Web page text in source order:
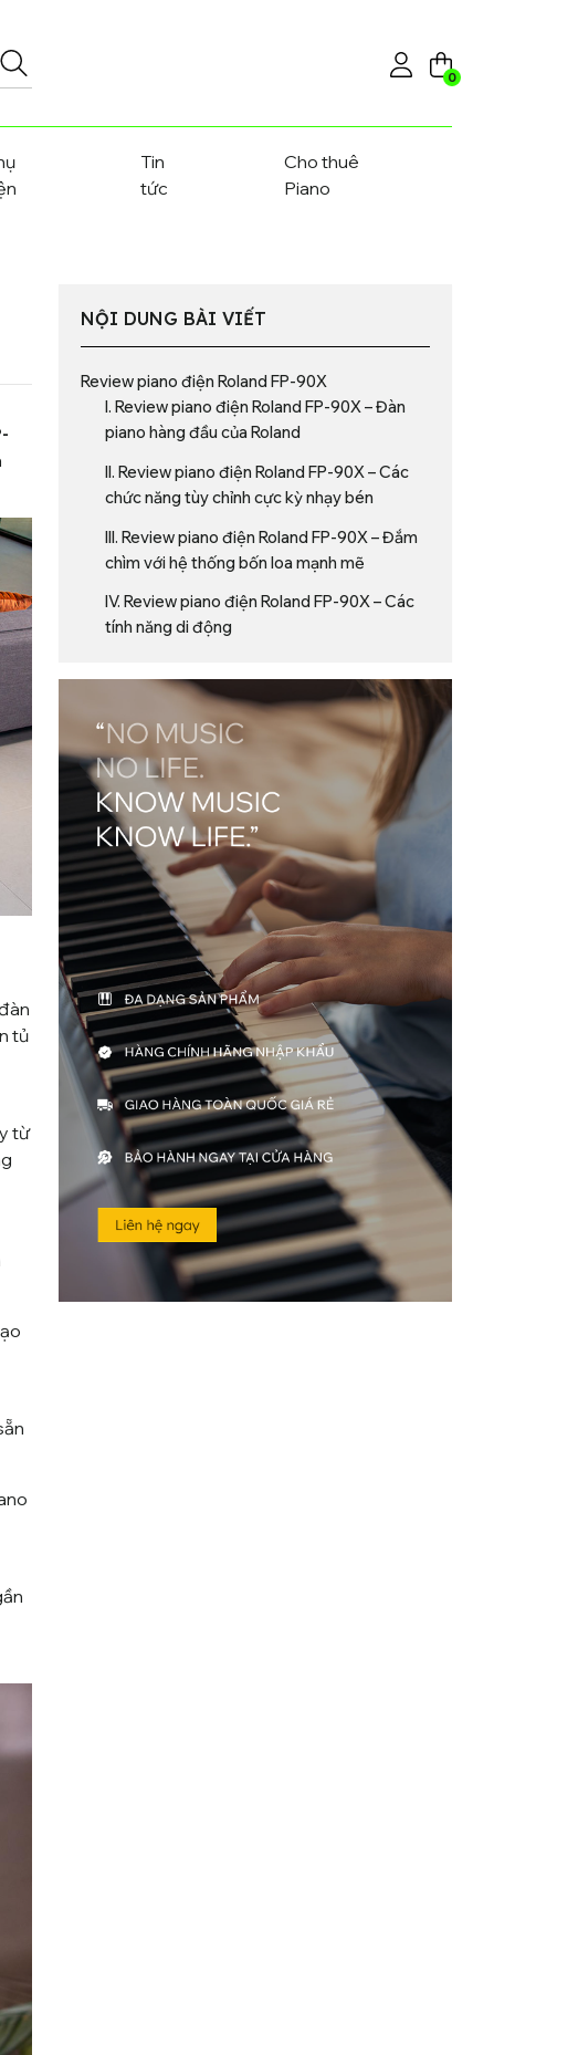
0
Tin
tức
Cho thuê
Piano
tủ
từ
NỘI DUNG BÀI VIẾT
Review piano điện Roland FP-90X
I. Review piano điện Roland FP-90X – Đàn
piano hàng đầu của Roland
II. Review piano điện Roland FP-90X – Các
chức năng tùy chỉnh cực kỳ nhạy bén
III. Review piano điện Roland FP-90X – Đắm
chìm với hệ thống bốn loa mạnh mẽ
IV. Review piano điện Roland FP-90X – Các
tính năng di động